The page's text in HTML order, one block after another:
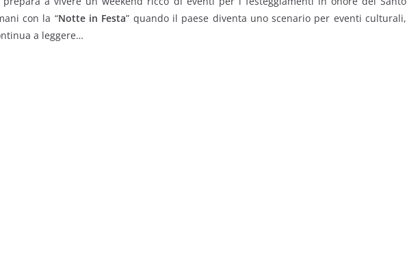
con la “Notte in Festa” quando il paese diventa uno scenario per eventi culturali,
a leggere…